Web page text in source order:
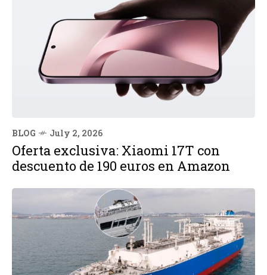
BLOG July 2, 2026
Oferta exclusiva: Xiaomi 17T con
descuento de 190 euros en Amazon